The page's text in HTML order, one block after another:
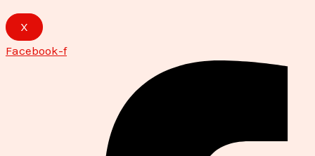
X
Facebook-f